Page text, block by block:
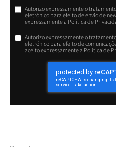
Autorizo expressamente o
eletrónico para efeito de envio de
expressamente a Política de
Autorizo expressamente o
eletrónico para efeito de
aceito expressamente a Política de